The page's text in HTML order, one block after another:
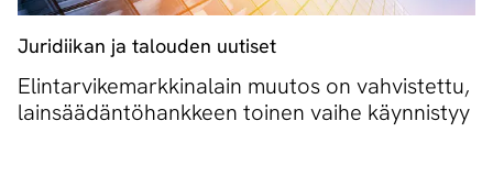
Juridiikan ja talouden uutiset
Elintarvikemarkkinalain muutos on vahvistettu,
lainsäädäntöhankkeen toinen vaihe käynnistyy